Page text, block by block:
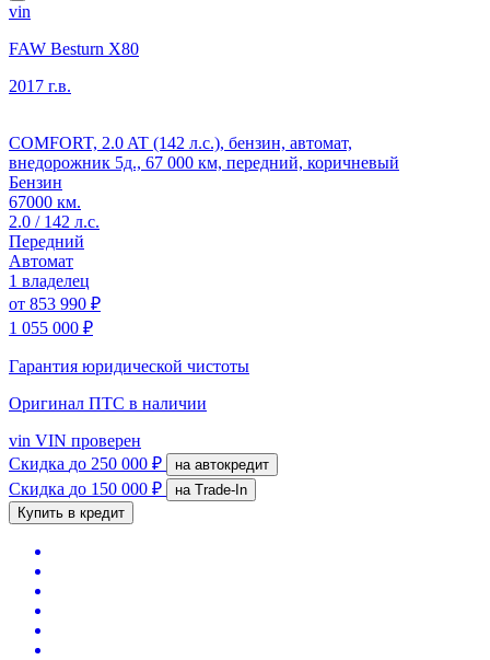
vin
FAW Besturn X80
2017 г.в.
COMFORT, 2.0 AT (142 л.с.), бензин, автомат,
внедорожник 5д., 67 000 км, передний, коричневый
Бензин
67000 км.
2.0 / 142 л.с.
Передний
Автомат
1 владелец
от 853 990 ₽
1 055 000 ₽
Гарантия юридической чистоты
Оригинал ПТС в наличии
vin VIN проверен
Скидка до 250 000 ₽ на автокредит
Скидка до 150 000 ₽
на Trade-In
Купить в кредит